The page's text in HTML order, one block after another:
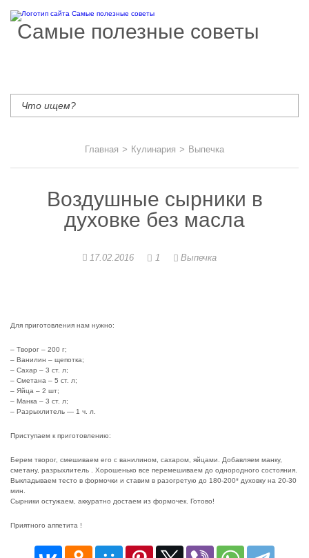
Самые полезные советы
Главная > Кулинария > Выпечка
Воздушные сырники в
духовке без масла
17.02.2016 1 Выпечка
Для приготовления нам нужно:
– Творог – 200 г;
– Ванилин – щепотка;
– Сахар – 3 ст. л;
– Сметана – 5 ст. л;
– Яйца – 2 шт;
– Манка – 3 ст. л;
– Разрыхлитель — 1 ч. л.
Приступаем к приготовлению:
Берем творог, смешиваем его с ванилином, сахаром, яйцами. Добавляем манку,
сметану, разрыхлитель . Хорошенько все перемешиваем до однородного состояния.
Выкладываем тесто в формочки и ставим в разогретую до 180-200* духовку на 20-30
мин.
Сырники остужаем, аккуратно достаем из формочек. Готово!
Приятного аппетита !